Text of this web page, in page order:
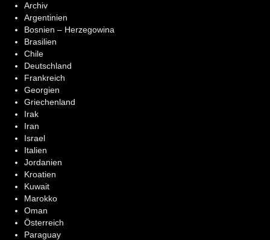
Archiv
Argentinien
Bosnien – Herzegowina
Brasilien
Chile
Deutschland
Frankreich
Georgien
Griechenland
Irak
Iran
Israel
Italien
Jordanien
Kroatien
Kuwait
Marokko
Oman
Österreich
Paraguay